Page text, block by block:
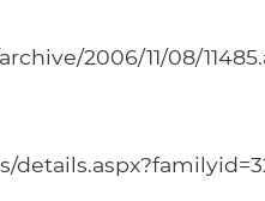
2006/11/08/